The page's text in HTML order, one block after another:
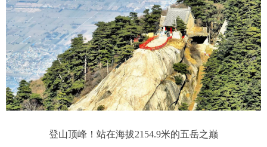
登山顶峰！站在海拔2154.9米的五岳之巅